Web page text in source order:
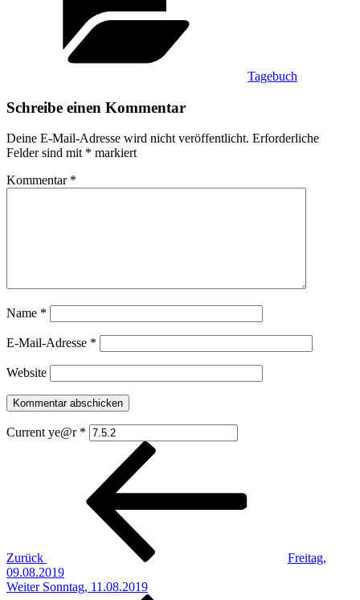
Tagebuch
Schreibe einen Kommentar
Deine E-Mail-Adresse wird nicht veröffentlicht. Erforderliche
Felder sind mit * markiert
Kommentar *
Name *
E-Mail-Adresse *
Website
Current ye@r *
Beitragsnavigation
Zurück
Freitag,
09.08.2019
Nächster
Weiter Sonntag, 11.08.2019